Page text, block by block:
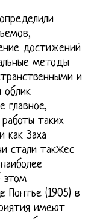
достижений
методы
и
облик
главное,
таких
как Заха
стали такжес
этом
Понтье (1905) в
имеют